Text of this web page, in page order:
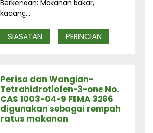
Berkenaan: Makanan bakar,
kacang...
SIASATAN PERINCIAN
Perisa dan Wangian-
Tetrahidrotiofen-3-one No.
CAS 1003-04-9 FEMA 3266
digunakan sebagai rempah
ratus makanan